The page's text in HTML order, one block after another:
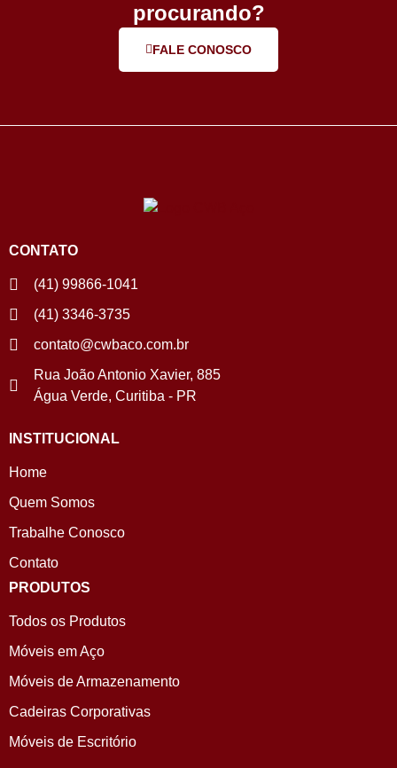
procurando?
FALE CONOSCO
CONTATO
(41) 99866-1041
(41) 3346-3735
contato@cwbaco.com.br
Rua João Antonio Xavier, 885
Água Verde, Curitiba - PR
INSTITUCIONAL
Home
Quem Somos
Trabalhe Conosco
Contato
PRODUTOS
Todos os Produtos
Móveis em Aço
Móveis de Armazenamento
Cadeiras Corporativas
Móveis de Escritório